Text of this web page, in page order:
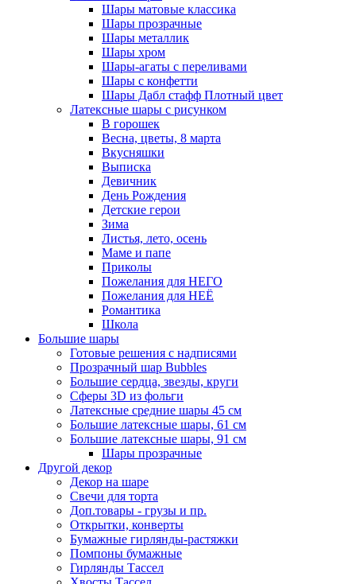
Шары матовые классика
Шары прозрачные
Шары металлик
Шары хром
Шары-агаты с переливами
Шары с конфетти
Шары Дабл стафф Плотный цвет
Латексные шары с рисунком
В горошек
Весна, цветы, 8 марта
Вкусняшки
Выписка
Девичник
День Рождения
Детские герои
Зима
Листья, лето, осень
Маме и папе
Приколы
Пожелания для НЕГО
Пожелания для НЕЁ
Романтика
Школа
Большие шары
Готовые решения с надписями
Прозрачный шар Bubbles
Большие сердца, звезды, круги
Сферы 3D из фольги
Латексные средние шары 45 см
Большие латексные шары, 61 см
Большие латексные шары, 91 см
Шары прозрачные
Другой декор
Декор на шаре
Свечи для торта
Доп.товары - грузы и пр.
Открытки, конверты
Бумажные гирлянды-растяжки
Помпоны бумажные
Гирлянды Тассел